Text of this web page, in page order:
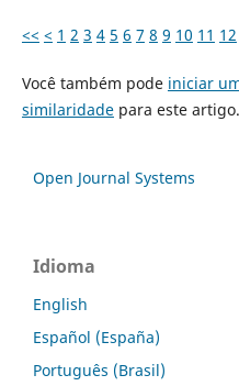
<< < 1 2 3 4 5 6 7 8 9 10 11 12
Você também pode iniciar
similaridadepara este artigo.
Open Journal Systems
Idioma
English
Español (España)
Português (Brasil)